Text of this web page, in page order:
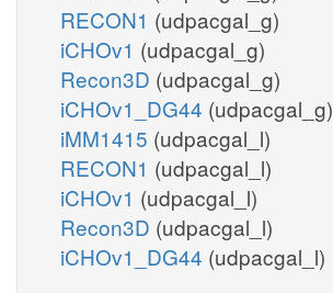
RECON1 (udpacgal_g)
iCHOv1 (udpacgal_g)
Recon3D (udpacgal_g)
iCHOv1_DG44 (udpacgal_g)
iMM1415 (udpacgal_l)
RECON1 (udpacgal_l)
iCHOv1 (udpacgal_l)
Recon3D (udpacgal_l)
iCHOv1_DG44 (udpacgal_l)